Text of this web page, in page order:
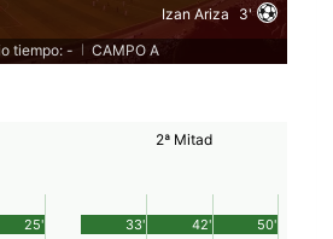
Izan Ariza
3'
tiempo: -
CAMPO A
25'
2ª Mitad
50'
33' 42'